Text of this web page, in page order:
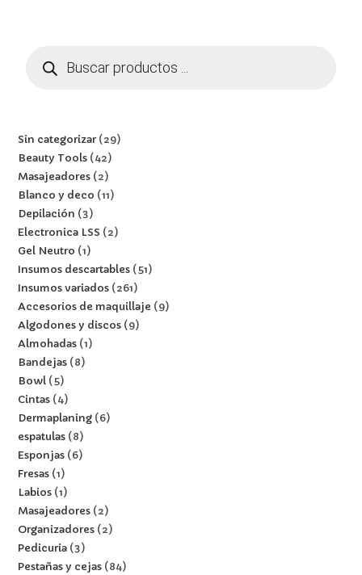
Sin categorizar 29
Beauty Tools 42
Masajeadores 2
Blanco y deco
11
Depilación
3
Electronica LSS
2
Gel Neutro
1
Insumos descartables 51
Insumos variados 261
Accesorios de maquillaje
9
Algodones y discos 9
Almohadas 1
Bandejas 8
Bowl 5
Cintas 4
Dermaplaning 6
espatulas 8
Esponjas 6
Fresas 1
Labios 1
Masajeadores 2
Organizadores 2
Pedicuria 3
Pestañas y cejas 84